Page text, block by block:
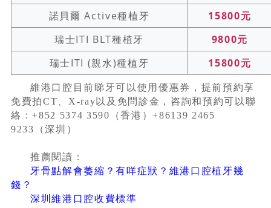
諾貝爾 Active種植牙
15800元
瑞士ITI BLT種植牙
9800元
瑞士ITI (親水)種植牙
15800元
維港口腔目前睇牙可以使用優惠券，提前預約享
免費拍CT、X-ray以及免問診金，咨詢和預約可以聯
絡：+852 5374 3590（香港）+86139 2465
9233（深圳）
推薦閱讀：
牙骨點解會萎縮？有咩症狀？維港口腔植牙幾
錢？
深圳維港口腔收費標準